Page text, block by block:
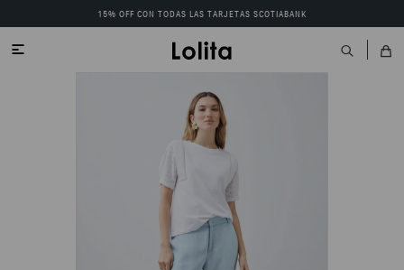
15% OFF CON TODAS LAS TARJETAS SCOTIABANK
